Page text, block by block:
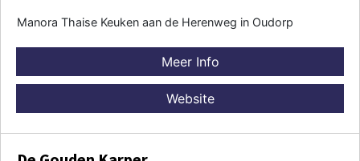
Manora Thaise Keuken aan de Herenweg in Oudorp
Meer Info
Website